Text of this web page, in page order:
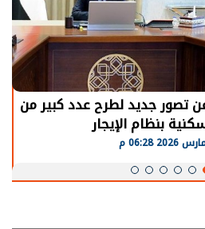
الأنشطة في قطاع الطاقة
معدلات الإنتاج الطبيعية